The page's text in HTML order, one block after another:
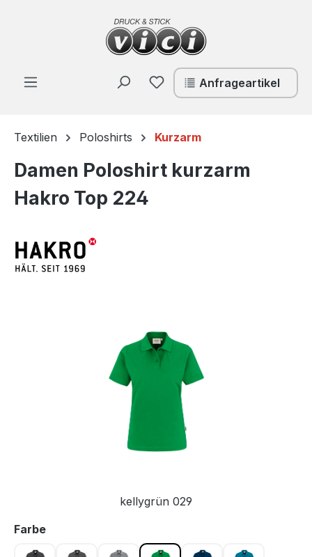
Zum Hauptinhalt springen
Du hast 0 Produkte auf
Anfrageartikel
Textilien Poloshirts Kurzarm
Damen Poloshirt kurzarm
Hakro Top 224
kellygrün 029
Farbeauswählen